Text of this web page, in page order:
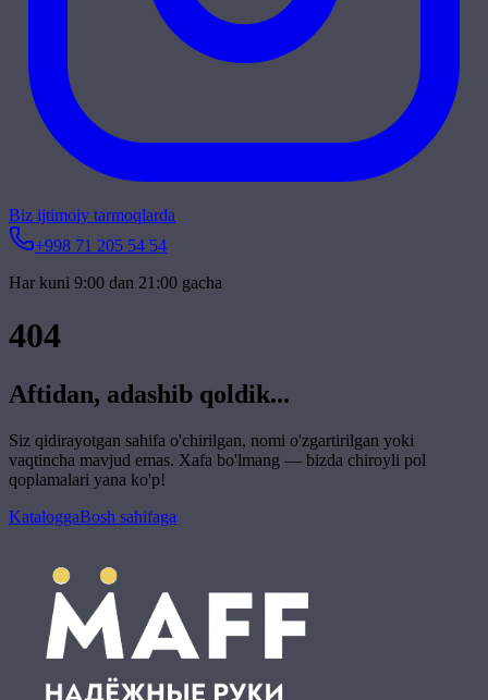
Biz ijtimoiy tarmoqlarda
+998 71 205 54 54
Har kuni 9:00 dan 21:00 gacha
404
Aftidan, adashib qoldik...
Siz qidirayotgan sahifa o'chirilgan, nomi o'zgartirilgan yoki
vaqtincha mavjud emas. Xafa bo'lmang — bizda chiroyli pol
qoplamalari yana ko'p!
KataloggaBosh sahifaga